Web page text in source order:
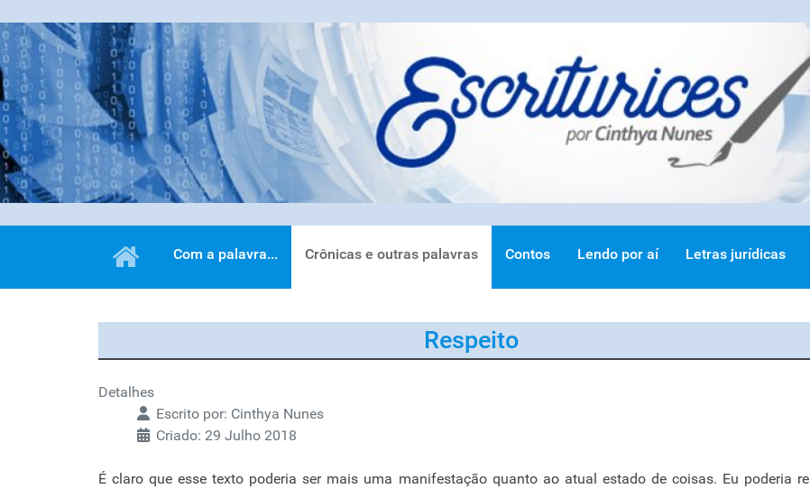
Com a palavra... Crônicas e outras palavras Contos Lendo por aí Letras jurídicas
Respeito
Detalhes
Escrito por: Cinthya Nunes
Criado: 29 Julho 2018
É claro que esse texto poderia ser mais uma manifestação quanto ao atual estado de coisas. Eu poderia